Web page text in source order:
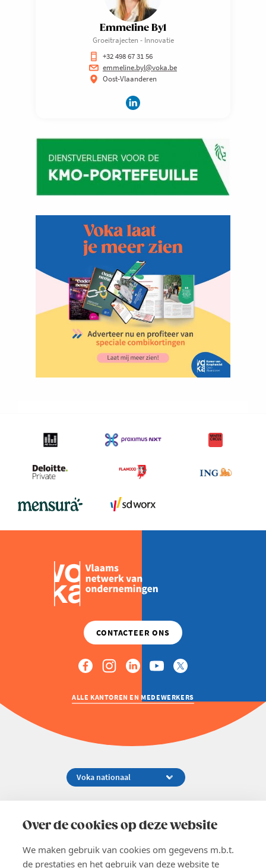
Over de cookies op deze website
We maken gebruik van cookies om gegevens m.b.t.
de prestaties en het gebruik van deze website te
Emmeline Byl
Groeitrajecten - Innovatie
+32 498 67 31 56
emmeline.byl@voka.be
Oost-Vlaanderen
ALLE KANTOREN EN MEDEWERKERS
02 229 81 11